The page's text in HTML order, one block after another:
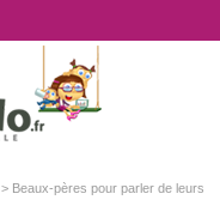
> Beaux-pères pour parler de leurs